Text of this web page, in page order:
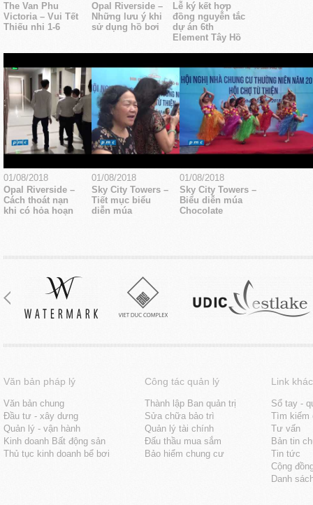
The Van Phu
Victoria – Vui Tết
Thiếu nhi 1-6
Opal Riverside –
Những lưu ý khi
sử dụng hồ bơi
Lễ ký kết hợp
đồng nguyễn tắc
dự án 6th
Element Tây Hồ
01/08/2018
Opal Riverside –
Cách thoát nạn
khi có hỏa hoạn
01/08/2018
Sky City Towers –
Tiết mục biểu
diễn múa
01/08/2018
Sky City Towers –
Biểu diễn múa
Chocolate
Văn bản pháp lý
Văn bản chung
Đầu tư - xây dưng
Quản lý - vận hành
Kinh doanh Bất động sản
Thủ tục kinh doanh bể bơi
Công tác quản lý
Thành lập Ban quản trị
Sửa chữa bảo trì
Quản lý tài chính
Đấu thầu mua sắm
Bảo hiểm chung cư
Link khác
Sổ tay -
Tìm kiếm
Tư vấn
Bản tin
Tin tức
Cộng
Danh